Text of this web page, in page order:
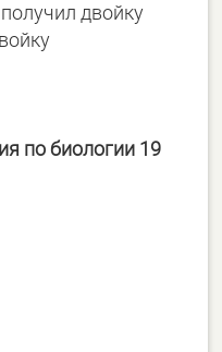
двойку
по биологии 19